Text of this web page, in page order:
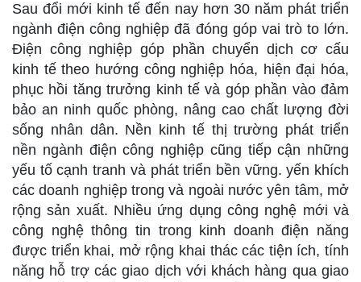
Sau đổi mới kinh tế đến nay hơn 30 năm phát triển
ngành điện công nghiệp đã đóng góp vai trò to lớn.
Điện công nghiệp góp phần chuyển dịch cơ cấu
kinh tế theo hướng công nghiệp hóa, hiện đại hóa,
phục hồi tăng trưởng kinh tế và góp phần vào đảm
bảo an ninh quốc phòng, nâng cao chất lượng đời
sống nhân dân. Nền kinh tế thị trường phát triển
nền ngành điện công nghiệp cũng tiếp cận những
yếu tố cạnh tranh và phát triển bền vững. yến khích
các doanh nghiệp trong và ngoài nước yên tâm, mở
rộng sản xuất. Nhiều ứng dụng công nghệ mới và
công nghệ thông tin trong kinh doanh điện năng
được triển khai, mở rộng khai thác các tiện ích, tính
năng hỗ trợ các giao dịch với khách hàng qua giao